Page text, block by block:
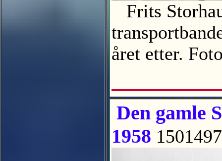
Frits
året etter.
Den gamle
1958